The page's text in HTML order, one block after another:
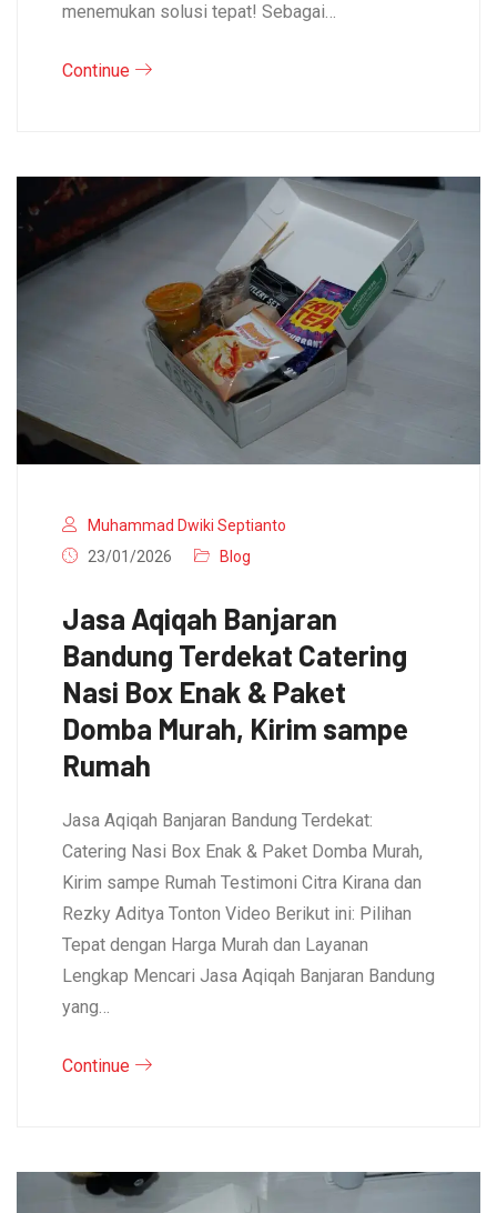
menemukan solusi tepat! Sebagai…
Continue
Muhammad Dwiki Septianto
23/01/2026
Blog
Jasa Aqiqah Banjaran
Bandung Terdekat Catering
Nasi Box Enak & Paket
Domba Murah, Kirim sampe
Rumah
Jasa Aqiqah Banjaran Bandung Terdekat:
Catering Nasi Box Enak & Paket Domba Murah,
Kirim sampe Rumah Testimoni Citra Kirana dan
Rezky Aditya Tonton Video Berikut ini: Pilihan
Tepat dengan Harga Murah dan Layanan
Lengkap Mencari Jasa Aqiqah Banjaran Bandung
yang…
Continue